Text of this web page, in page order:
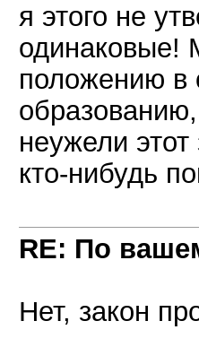
я этого не
одинаковые!
положению в
неужели
кто-нибудь
RE: По
Нет, закон